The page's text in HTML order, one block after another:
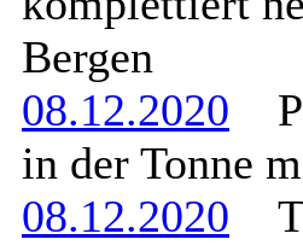
Bergen
08.12.2020
in der Tonne
08.12.2020